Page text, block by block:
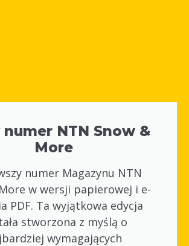
numer NTN Snow &
More
numer Magazynu NTN
w wersji papierowej i e-
PDF. Ta wyjątkowa edycja
stworzona z myślą o
wymagających